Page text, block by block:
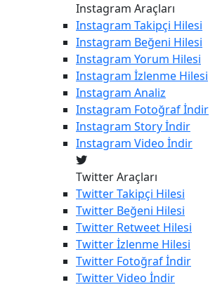
Instagram Araçları
Instagram Takipçi Hilesi
Instagram Beğeni Hilesi
Instagram Yorum Hilesi
Instagram İzlenme Hilesi
Instagram Analiz
Instagram Fotoğraf İndir
Instagram Story İndir
Instagram Video İndir
Twitter Araçları
TwitterTakipçi Hilesi
Twitter Beğeni Hilesi
Twitter Retweet Hilesi
Twitterİzlenme Hilesi
Twitter Fotoğraf İndir
TwitterVideo İndir